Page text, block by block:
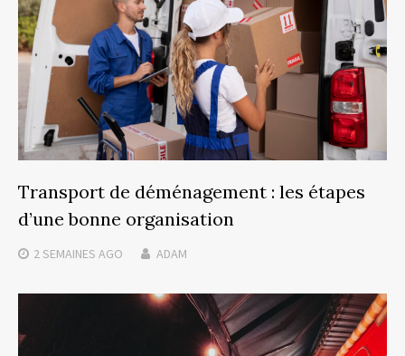
Transport de déménagement : les étapes
d’une bonne organisation
2 SEMAINES AGO ADAM